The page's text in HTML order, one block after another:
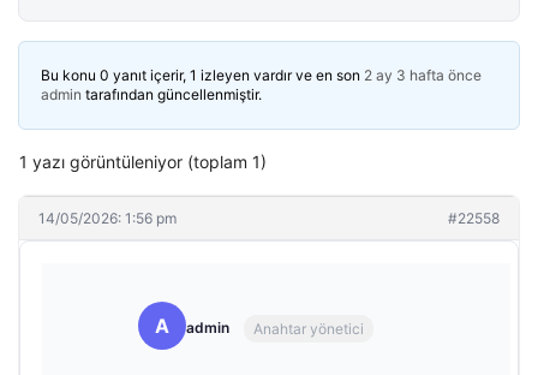
Bu konu 0 yanıt içerir, 1 izleyen vardır ve en son 2 ay 3 hafta önce
admin tarafından güncellenmiştir.
1 yazı görüntüleniyor (toplam 1)
14/05/2026: 1:56 pm #22558
A admin Anahtar yönetici